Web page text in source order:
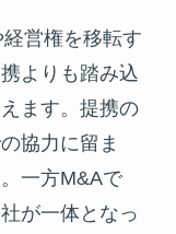
営権を移転す
よりも踏み込
ます。提携の
協力に留ま
一方M&Aで
が一体となっ